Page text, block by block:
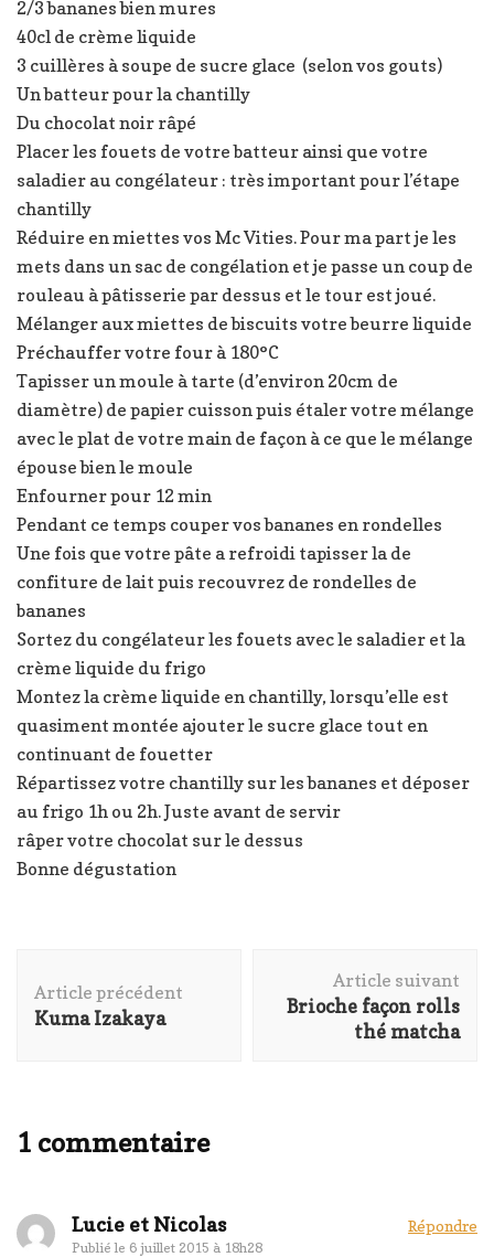
2/3 bananes bien mures
40cl de crème liquide
3 cuillères à soupe de sucre glace (selon vos gouts)
Un batteur pour la chantilly
Du chocolat noir râpé
Placer les fouets de votre batteur ainsi que votre
saladier au congélateur : très important pour l’étape
chantilly
Réduire en miettes vos Mc Vities. Pour ma part je les
mets dans un sac de congélation et je passe un coup de
rouleau à pâtisserie par dessus et le tour est joué.
Mélanger aux miettes de biscuits votre beurre liquide
Préchauffer votre four à 180°C
Tapisser un moule à tarte (d’environ 20cm de
diamètre) de papier cuisson puis étaler votre mélange
avec le plat de votre main de façon à ce que le mélange
épouse bien le moule
Enfourner pour 12 min
Pendant ce temps couper vos bananes en rondelles
Une fois que votre pâte a refroidi tapisser la de
confiture de lait puis recouvrez de rondelles de
bananes
Sortez du congélateur les fouets avec le saladier et la
crème liquide du frigo
Montez la crème liquide en chantilly, lorsqu’elle est
quasiment montée ajouter le sucre glace tout en
continuant de fouetter
Répartissez votre chantilly sur les bananes et déposer
au frigo 1h ou 2h. Juste avant de servir
râper votre chocolat sur le dessus
Bonne dégustation
d'article
Article précédent
Kuma Izakaya
Article suivant
Brioche façon rolls
thé matcha
1 commentaire
Lucie et Nicolas
Publié le 6 juillet 2015 à 18h28
Répondre